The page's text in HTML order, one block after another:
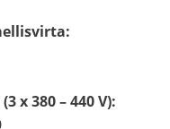
x 380 – 440 V):